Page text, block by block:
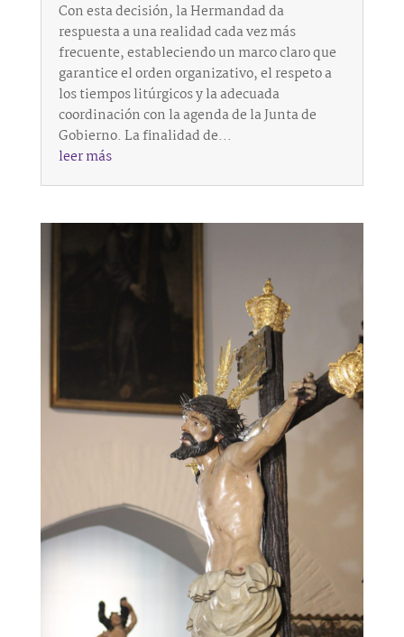
Con esta decisión, la Hermandad da
respuesta a una realidad cada vez más
frecuente, estableciendo un marco claro que
garantice el orden organizativo, el respeto a
los tiempos litúrgicos y la adecuada
coordinación con la agenda de la Junta de
Gobierno. La finalidad de...
leer más